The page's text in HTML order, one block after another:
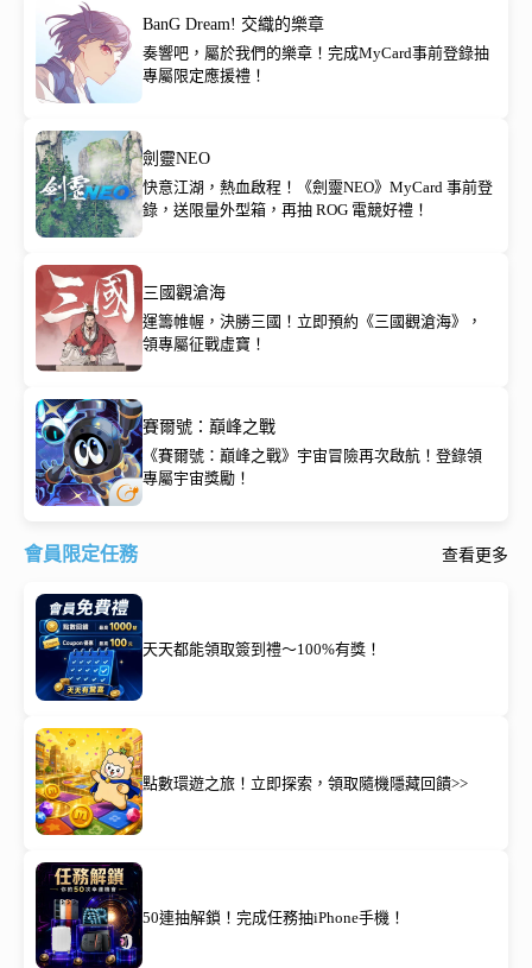
BanG Dream! 交織的樂章
奏響吧，屬於我們的樂章！完成MyCard事前登錄抽
專屬限定應援禮！
劍靈NEO
快意江湖，熱血啟程！《劍靈NEO》MyCard 事前登
錄，送限量外型箱，再抽 ROG 電競好禮！
三國觀滄海
運籌帷幄，決勝三國！立即預約《三國觀滄海》，
領專屬征戰虛寶！
賽爾號：巔峰之戰
《賽爾號：巔峰之戰》宇宙冒險再次啟航！登錄領
專屬宇宙獎勵！
會員限定任務 查看更多
天天都能領取簽到禮～100%有獎！
點數環遊之旅！立即探索，領取隨機隱藏回饋>>
50連抽解鎖！完成任務抽iPhone手機！